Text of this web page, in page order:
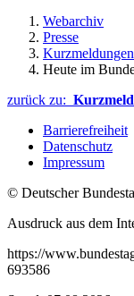
Webarchiv
Presse
Heute im
zurück zu:
Barrierefreiheit
Datenschutz
Impressum
© Deutscher
Ausdruck aus dem
https://
693586